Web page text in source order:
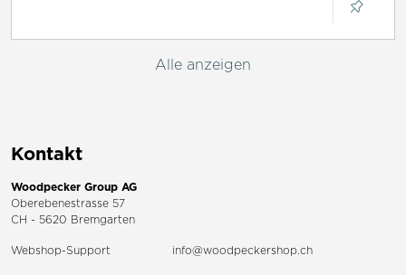
Alle anzeigen
Kontakt
Woodpecker Group AG
Oberebenestrasse 57
CH - 5620 Bremgarten
Webshop-Support info@woodpeckershop.ch